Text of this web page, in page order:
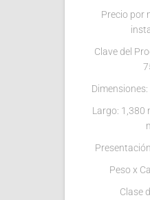
Precio por
Clave del
Largo: 1,380
Peso x
Clase